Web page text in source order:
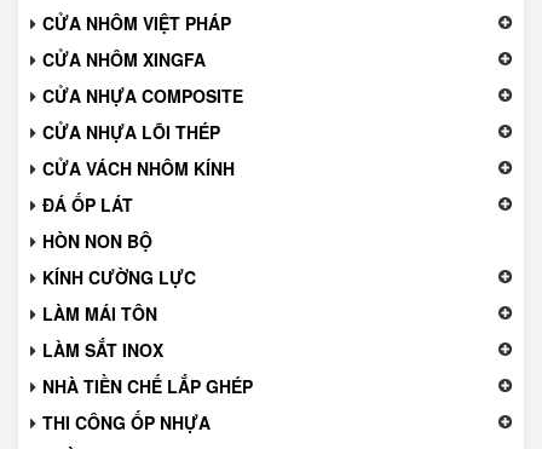
CỬA NHÔM VIỆT PHÁP
CỬA NHÔM XINGFA
CỬA NHỰA COMPOSITE
CỬA NHỰA LÕI THÉP
CỬA VÁCH NHÔM KÍNH
ĐÁ ỐP LÁT
HÒN NON BỘ
KÍNH CƯỜNG LỰC
LÀM MÁI TÔN
LÀM SẮT INOX
NHÀ TIỀN CHẾ LẮP GHÉP
THI CÔNG ỐP NHỰA